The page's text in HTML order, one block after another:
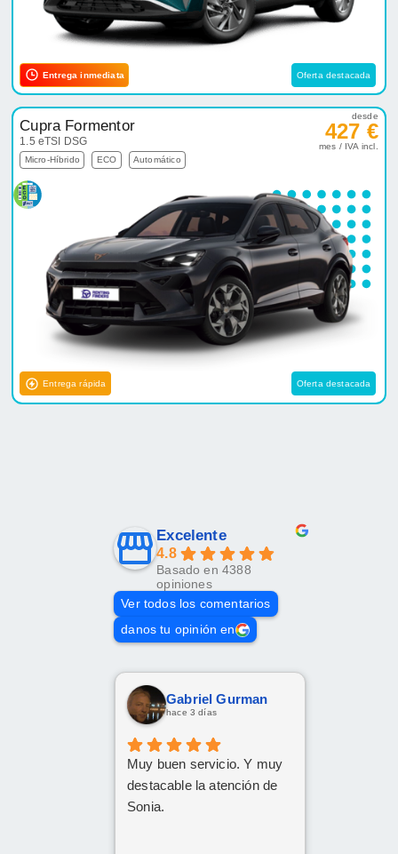
Entrega inmediata Oferta destacada
Cupra Formentor
1.5 eTSI DSG
Micro-Híbrido ECO Automático
desde
427 €
mes / IVA incl.
Entrega rápida Oferta destacada
Excelente
4.8
Basado en 4388
opiniones
Ver todos los comentarios
danos tu opinión en
Gabriel Gurman
hace 3 días
Muy buen servicio. Y muy
destacable la atención de
Sonia.